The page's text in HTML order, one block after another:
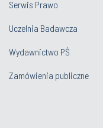
Serwis Prawo
Uczelnia Badawcza
Wydawnictwo PŚ
Zamówienia publiczne